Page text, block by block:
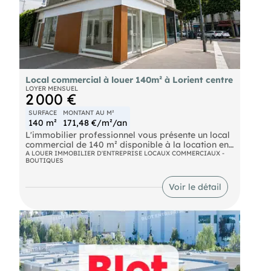
exposés, sont disponibles sur le site
Local commercial à louer 140m² à Lorient centre
LOYER MENSUEL
2 000 €
SURFACE
140 m²
MONTANT AU M²
171,48 €/m²/an
L'immobilier professionnel vous présente un local
commercial de 140 m² disponible à la location en
hyper centre de Lorient, bénéficiant d'un
emplacement stratégique au cœur d'un
environnement commerçant dynamique, à
proximité immédiate des commerces, services et
Grâce à son linéaire de vitrine de 17 mètres, ce
local offre une excellente visibilité sur un axe très
fréquenté du centre-ville.
Il comprend :
A LOUER IMMOBILIER D'ENTREPRISE LOCAUX COMMERCIAUX -
BOUTIQUES
Voir le détail